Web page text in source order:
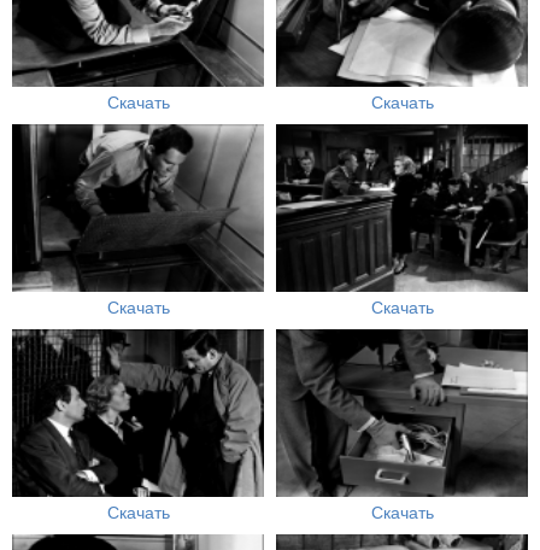
Скачать Скачать
Скачать Скачать
Скачать Скачать